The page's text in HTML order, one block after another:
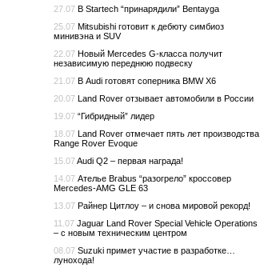
27.07 В Startech “принарядили” Bentayga
25.07 Mitsubishi готовит к дебюту симбиоз
минивэна и SUV
22.07 Новый Mercedes G-класса получит
независимую переднюю подвеску
21.07 В Audi готовят соперника BMW X6
20.07 Land Rover отзывает автомобили в России
19.07 “Гибридный” лидер
18.07 Land Rover отмечает пять лет производства
Range Rover Evoque
15.07Audi Q2 – первая награда!
14.07 Ателье Brabus “разогрело” кроссовер
Mercedes-AMG GLE 63
13.07 Райнер Цитлоу – и снова мировой рекорд!
11.07 Jaguar Land Rover Special Vehicle Operations
– с новым техническим центром
08.07 Suzuki примет участие в разработке…
лунохода!